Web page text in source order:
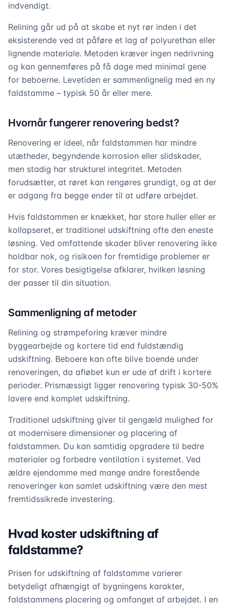
indvendigt.
Relining går ud på at skabe et nyt rør inden i det
eksisterende ved at påføre et lag af polyurethan eller
lignende materiale. Metoden kræver ingen nedrivning
og kan gennemføres på få dage med minimal gene
for beboerne. Levetiden er sammenlignelig med en ny
faldstamme – typisk 50 år eller mere.
Hvornår fungerer renovering bedst?
Renovering er ideel, når faldstammen har mindre
utætheder, begyndende korrosion eller slidskader,
men stadig har strukturel integritet. Metoden
forudsætter, at røret kan rengøres grundigt, og at der
er adgang fra begge ender til at udføre arbejdet.
Hvis faldstammen er knækket, har store huller eller er
kollapseret, er traditionel udskiftning ofte den eneste
løsning. Ved omfattende skader bliver renovering ikke
holdbar nok, og risikoen for fremtidige problemer er
for stor. Vores besigtigelse afklarer, hvilken løsning
der passer til din situation.
Sammenligning af metoder
Relining og strømpeforing kræver mindre
byggearbejde og kortere tid end fuldstændig
udskiftning. Beboere kan ofte blive boende under
renoveringen, da afløbet kun er ude af drift i kortere
perioder. Prismæssigt ligger renovering typisk 30-50%
lavere end komplet udskiftning.
Traditionel udskiftning giver til gengæld mulighed for
at modernisere dimensioner og placering af
faldstammen. Du kan samtidig opgradere til bedre
materialer og forbedre ventilation i systemet. Ved
ældre ejendomme med mange andre forestående
renoveringer kan samlet udskiftning være den mest
fremtidssikrede investering.
Hvad koster udskiftning af
faldstamme?
Prisen for udskiftning af faldstamme varierer
betydeligt afhængigt af bygningens karakter,
faldstammens placering og omfanget af arbejdet. I en